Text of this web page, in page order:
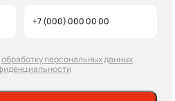
обработку персональных данных